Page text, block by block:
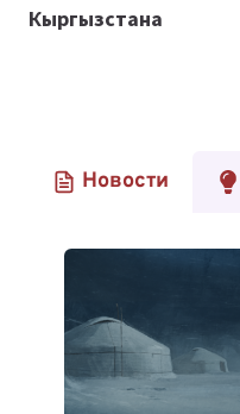
Кыргызстана
Новости